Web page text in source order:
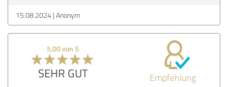
15.08.2024 Anonym
5,00 von 5
SEHR GUT Empfehlung